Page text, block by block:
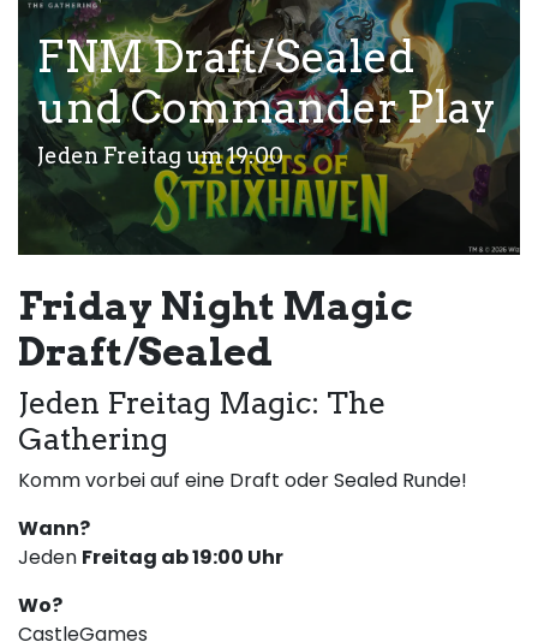
FNM Draft/Sealed
und Commander Play
Jeden Freitag um 19:00
Friday Night Magic
Draft/Sealed
Jeden Freitag Magic: The
Gathering
Komm vorbei auf eine Draft oder Sealed Runde!
Wann?
Jeden Freitag ab 19:00 Uhr
Wo?
CastleGames